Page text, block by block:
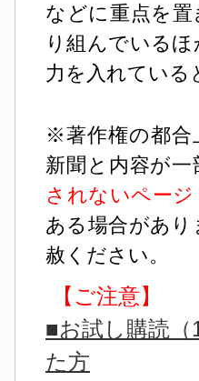
などに重点を
り組んでいる
力を入れている
※著作権の都合
新聞と内容が
されないペー
ある場合があ
赦ください。
【ご注意】
■お試し購読
た方